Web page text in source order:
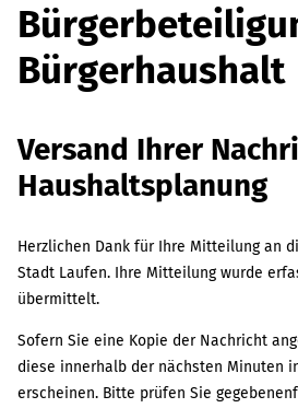
Bürgerhaushalt
Versand Ihrer
Haushaltsplanung
Herzlichen Dank für Ihre Mitteilung an
Stadt Laufen. Ihre Mitteilung wurde
übermittelt.
Sofern Sie eine Kopie der Nachricht
diese innerhalb der nächsten Minuten
erscheinen. Bitte prüfen Sie